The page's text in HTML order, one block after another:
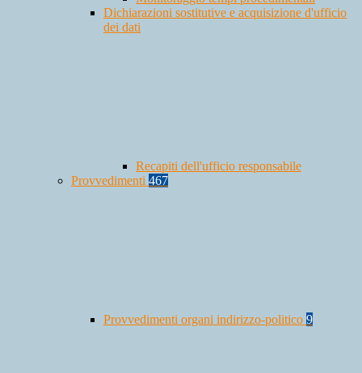
Dichiarazioni sostitutive e acquisizione d'ufficio
dei dati
Recapiti dell'ufficio responsabile
Provvedimenti 467
Provvedimenti organi indirizzo-politico 9